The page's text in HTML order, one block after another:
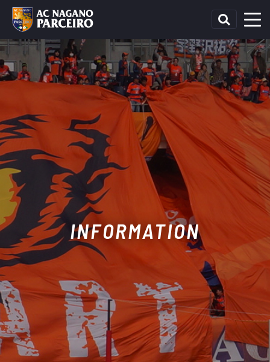
INFORMATION